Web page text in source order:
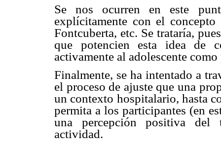
Se nos ocurren en este
explícitamente con el
Fontcuberta, etc. Se trataría,
que potencien esta idea de
activamente al adolescente
Finalmente, se ha intentado a
el proceso de ajuste que una
un contexto hospitalario, hasta
permita a los participantes (en
una percepción positiva del
actividad.